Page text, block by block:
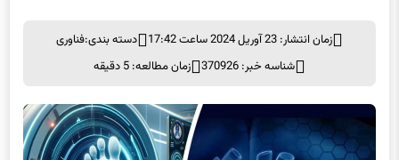
زمان انتشار: 23 آوریل 2024 ساعت 17:42 دسته بندی:فناوری
شناسه خبر: 370926
زمان مطالعه: 5 دقیقه